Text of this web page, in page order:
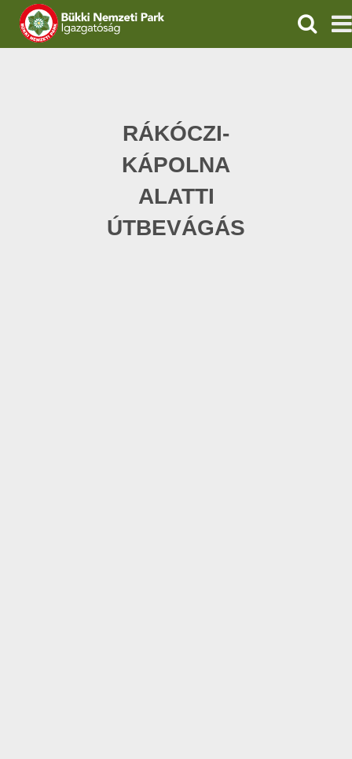
RÁKÓCZI-
KÁPOLNA
ALATTI
ÚTBEVÁGÁS